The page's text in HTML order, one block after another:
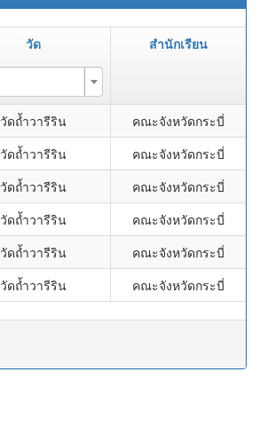
วัด สำนักเรียน
วัดถ้ำวารีริน
คณะจังหวัดกระบี่
วัดถ้ำวารีริน
คณะจังหวัดกระบี่
วัดถ้ำวารีริน
คณะจังหวัดกระบี่
วัดถ้ำวารีริน
คณะจังหวัดกระบี่
วัดถ้ำวารีริน
คณะจังหวัดกระบี่
วัดถ้ำวารีริน คณะจังหวัดกระบี่